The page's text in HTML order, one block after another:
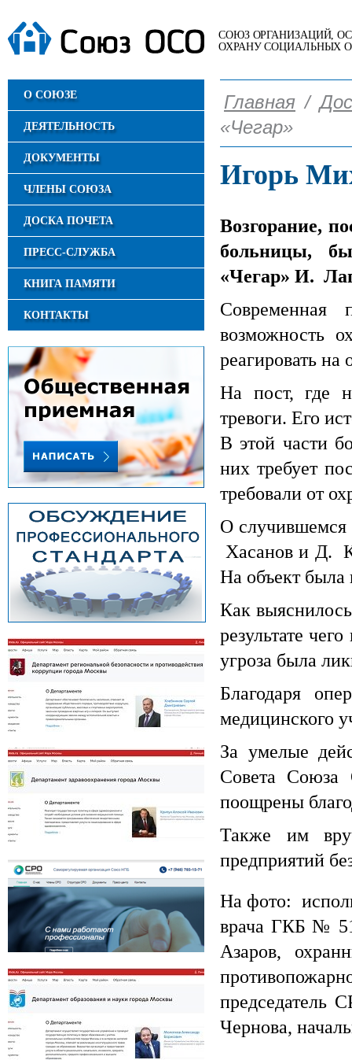
СОЮЗ ОРГАНИЗАЦИЙ,
ОХРАНУ СОЦИАЛЬНЫХ
Главная /
«Чегар»
Игорь
Возгорание,
больницы,
«Чегар» И.
Современная
возможность
реагировать на
На пост, где
тревоги. Его
В этой части
них требует
требовали от
О
Хасанов и Д.
На объект была
Как
результате
угроза была
Благодаря
медицинского
За умелые
Совета
поощрены
Также им
предприятий
На фото:
врача ГКБ №
Азаров,
председатель
Чернова,
О СОЮЗЕ
ДЕЯТЕЛЬНОСТЬ
ДОКУМЕНТЫ
ЧЛЕНЫ СОЮЗА
ДОСКА ПОЧЕТА
ПРЕСС-СЛУЖБА
КНИГА ПАМЯТИ
КОНТАКТЫ
Департамент региональной безопасности
и противодействия коррупции г. Москвы
Департамент здравоохранения города
Москвы